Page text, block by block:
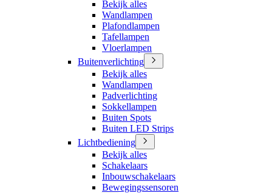
Bekijk alles
Wandlampen
Plafondlampen
Tafellampen
Vloerlampen
Buitenverlichting
Bekijk alles
Wandlampen
Padverlichting
Sokkellampen
Buiten Spots
Buiten LED Strips
Lichtbediening
Bekijk alles
Schakelaars
Inbouwschakelaars
Bewegingssensoren